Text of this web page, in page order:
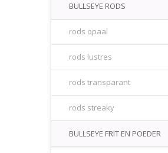
BULLSEYE RODS
rods opaal
rods lustres
rods transparant
rods streaky
BULLSEYE FRIT EN POEDER